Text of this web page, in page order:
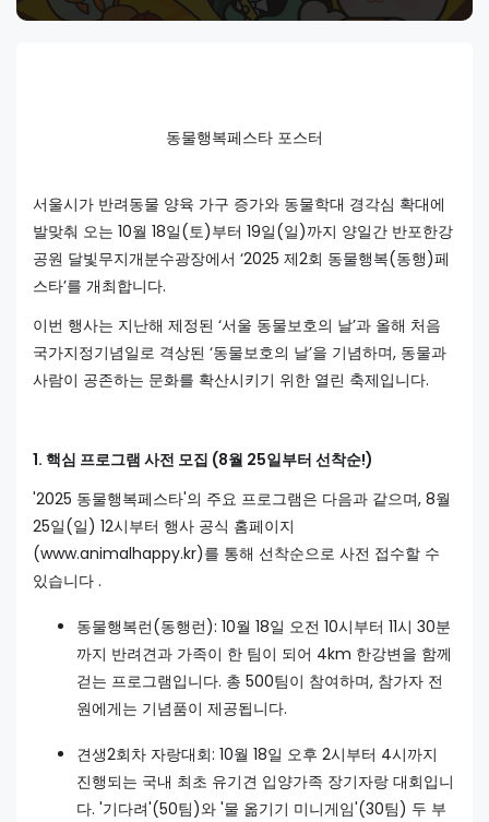
동물행복페스타 포스터
서울시가 반려동물 양육 가구 증가와 동물학대 경각심 확대에
발맞춰 오는 10월 18일(토)부터 19일(일)까지 양일간 반포한강
공원 달빛무지개분수광장에서 ‘2025 제2회 동물행복(동행)페
스타’를 개최합니다.
이번 행사는 지난해 제정된 ‘서울 동물보호의 날’과 올해 처음
국가지정기념일로 격상된 ‘동물보호의 날’을 기념하며, 동물과
사람이 공존하는 문화를 확산시키기 위한 열린 축제입니다.
1. 핵심 프로그램 사전 모집 (8월 25일부터 선착순!)
'2025 동물행복페스타'의 주요 프로그램은 다음과 같으며, 8월
25일(일) 12시부터 행사 공식 홈페이지
(www.animalhappy.kr)를 통해 선착순으로 사전 접수할 수
있습니다 .
동물행복런(동행런): 10월 18일 오전 10시부터 11시 30분
까지 반려견과 가족이 한 팀이 되어 4km 한강변을 함께
걷는 프로그램입니다. 총 500팀이 참여하며, 참가자 전
원에게는 기념품이 제공됩니다.
견생2회차 자랑대회: 10월 18일 오후 2시부터 4시까지
진행되는 국내 최초 유기견 입양가족 장기자랑 대회입니
다. '기다려'(50팀)와 '물 옮기기 미니게임'(30팀) 두 부